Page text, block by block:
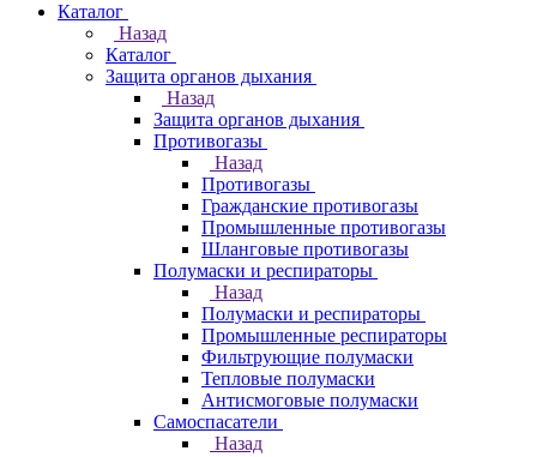
Каталог
Назад
Каталог
Защита органов дыхания
Назад
Защита органов дыхания
Противогазы
Назад
Противогазы
Гражданские противогазы
Промышленные противогазы
Шланговые противогазы
Полумаски и респираторы
Назад
Полумаски и респираторы
Промышленные респираторы
Фильтрующие полумаски
Тепловые полумаски
Антисмоговые полумаски
Самоспасатели
Назад